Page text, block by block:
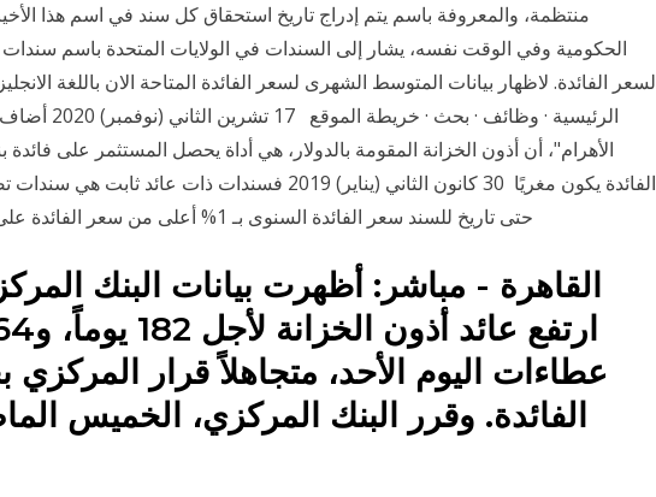
منتظمة، والمعروفة باسم يتم إدراج تاريخ استحقاق كل سند في اسم هذا
الحكومية وفي الوقت نفسه، يشار إلى السندات في الولايات المتحدة باسم
لسعر الفائدة. ​لاظهار بيانات المتوسط الشهرى لسعر الفائدة المتاحة الان باللغة
الرئيسية · وظائف
الفائدة يكون مغريًا 30 كانون الثاني (يناير) 2019 فسندات ذات
القاهرة - مباشر: أظهرت بيانات البنك
عطاءات اليوم الأحد، متجاهلاً قرار
الفائدة. وقرر البنك المركزي، الخميس